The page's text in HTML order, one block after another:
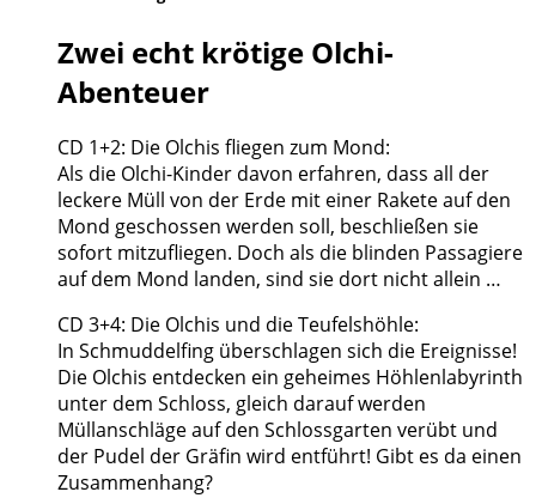
Zwei echt krötige Olchi-
Abenteuer
CD 1+2: Die Olchis fliegen zum Mond:
Als die Olchi-Kinder davon erfahren, dass all der
leckere Müll von der Erde mit einer Rakete auf den
Mond geschossen werden soll, beschließen sie
sofort mitzufliegen. Doch als die blinden Passagiere
auf dem Mond landen, sind sie dort nicht allein …
CD 3+4: Die Olchis und die Teufelshöhle:
In Schmuddelfing überschlagen sich die Ereignisse!
Die Olchis entdecken ein geheimes Höhlenlabyrinth
unter dem Schloss, gleich darauf werden
Müllanschläge auf den Schlossgarten verübt und
der Pudel der Gräfin wird entführt! Gibt es da einen
Zusammenhang?